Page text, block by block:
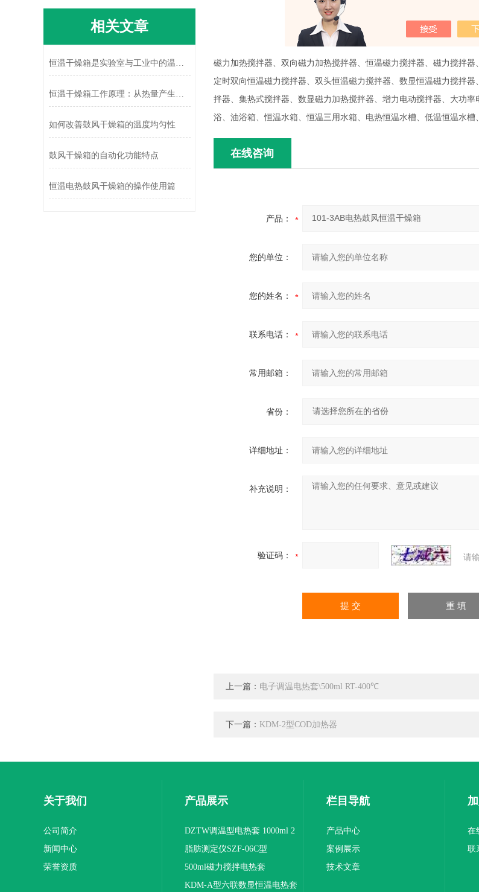
磁力加热搅拌器、双向磁力加热搅拌器、恒温磁力搅拌器、磁力搅拌
定时双向恒温磁力搅拌器、双头恒温磁力搅拌器、数显恒温磁力搅拌
拌器、集热式搅拌器、数显磁力加热搅拌器、增力电动搅拌器、大功
浴、油浴箱、恒温水箱、恒温三用水箱、电热恒温水槽、低温恒温水槽
在线咨询
产品：
您的单位：
您的姓名：
联系电话：
常用邮箱：
省份：
详细地址：
补充说明：
验证码： 请
上一篇： 电子调温电热套\500ml RT-400℃
下一篇： KDM-2型COD加热器
相关文章
恒温干燥箱是实验室与工业中的温度控制设备
恒温干燥箱工作原理：从热量产生到温度维持
如何改善鼓风干燥箱的温度均匀性
鼓风干燥箱的自动化功能特点
恒温电热鼓风干燥箱的操作使用篇
关于我们
公司简介
新闻中心
荣誉资质
产品展示
DZTW调温型电热套 1000ml 2
联
脂肪测定仪SZF-06C型
500ml磁力搅拌电热套
KDM-A型六联数显恒温电热套
栏目导航
产品中心
案例展示
技术文章
在
联